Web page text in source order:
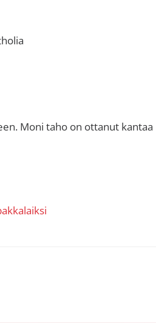
Moni taho on ottanut kantaa